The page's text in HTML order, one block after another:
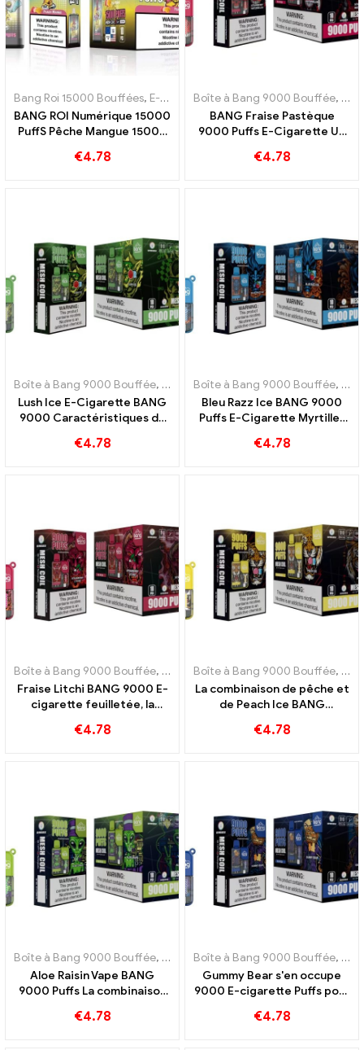
Bang Roi 15000 Bouffées, E-cigarettes jetables Suède ,E-cigarettes
BANG ROI Numérique 15000
PuffS Pêche Mangue 15000
Puff pour un plaisir tropical
€4.78
Boîte à Bang 9000 Bouffée, E-
BANG Fraise Pastèque
9000 Puffs E-Cigarette Un
€4.78
Boîte à Bang 9000 Bouffée, E-cigarettes jetables Suède,E-
Lush Ice E-Cigarette BANG
9000 Caractéristiques du
€4.78
Boîte à Bang 9000 Bouffée, E-
Bleu Razz Ice BANG 9000
Puffs E-Cigarette Myrtilles
rafraîchissante
€4.78
Boîte à Bang 9000 Bouffée, E-cigarettes jetables Suède,E-
Fraise Litchi BANG 9000 E-
cigarette feuilletée, la
fraîcheur tropicale de la
€4.78
Boîte à Bang 9000 Bouffée, E-
La combinaison de pêche et
de Peach Ice BANG
jetables Puffs
€4.78
Boîte à Bang 9000 Bouffée, E-cigarettes jetables Suède,E-
Aloe Raisin Vape BANG
9000 Puffs La combinaison
raisins
€4.78
Boîte à Bang 9000 Bouffée, E-
Gummy Bear s'en occupe
9000 E-cigarette Puffs pour
douce et ludique pleine de
€4.78